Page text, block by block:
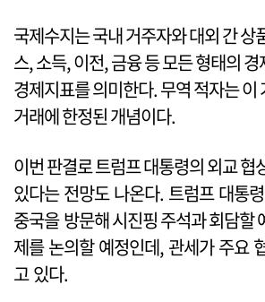
국제수지는 국내 거주자와 대외 간 상
스, 소득, 이전, 금융 등 모든 형태의
경제지표를 의미한다. 무역 적자는 이
거래에 한정된 개념이다.
이번 판결로 트럼프 대통령의 외교
있다는 전망도 나온다. 트럼프 대통
중국을 방문해 시진핑 주석과 회담할
제를 논의할 예정인데, 관세가 주요
고 있다.